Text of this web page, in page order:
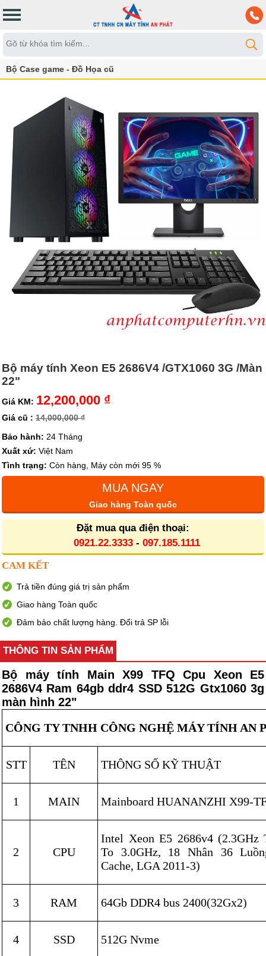
Bộ Case game - Đồ Họa cũ
Bộ máy tính Xeon E5 2686V4 /GTX1060 3G /Màn
22"
Giá KM: 12,200,000 ₫
Giá cũ : 14,000,000 ₫
Bảo hành: 24 Tháng
Xuất xứ: Việt Nam
Tình trạng: Còn hàng, Máy còn mới 95 %
MUA NGAY
Giao hàng Toàn quốc
Đặt mua qua điện thoại:
0921.22.3333 - 097.185.1111
CAM KẾT
Trả tiền đúng giá trị sản phẩm
Giao hàng Toàn quốc
Đảm bảo chất lượng hàng. Đổi trả SP lỗi
THÔNG TIN SẢN PHẨM
Bộ máy tính Main X99 TFQ Cpu Xeon E5
2686V4 Ram 64gb ddr4 SSD 512G Gtx1060 3g
màn hình 22"
CÔNG TY TNHH CÔNG NGHỆ MÁY TÍNH AN
STT TÊN THÔNG SỐ KỸ THUẬT
1 MAIN Mainboard HUANANZHI X99-
2 CPU
Intel Xeon E5 2686v4 (2.3GHz
To 3.0GHz, 18 Nhân 36
Cache, LGA 2011-3)
3 RAM 64Gb DDR4 bus 2400(32Gx2)
4 SSD 512G Nvme